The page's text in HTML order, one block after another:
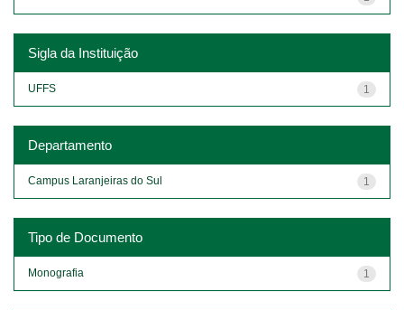
Sigla da Instituição
1
UFFS
Departamento
1
Campus Laranjeiras do Sul
Tipo de Documento
1
Monografia